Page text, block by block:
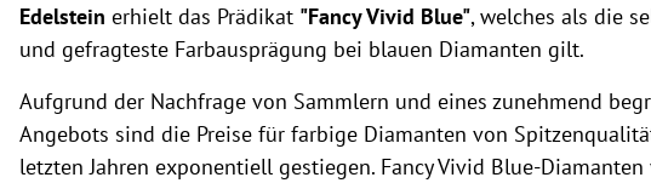
Edelstein erhielt das Prädikat "Fancy Vivid Blue", welches als die
und gefragteste Farbausprägung bei blauen Diamanten gilt.
Aufgrund der Nachfrage von Sammlern und eines zunehmend
Angebots sind die Preise für farbige Diamanten von
letzten Jahren exponentiell gestiegen. Fancy Vivid Blue-